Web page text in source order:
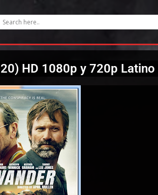
HD 1080p y 720p Latino